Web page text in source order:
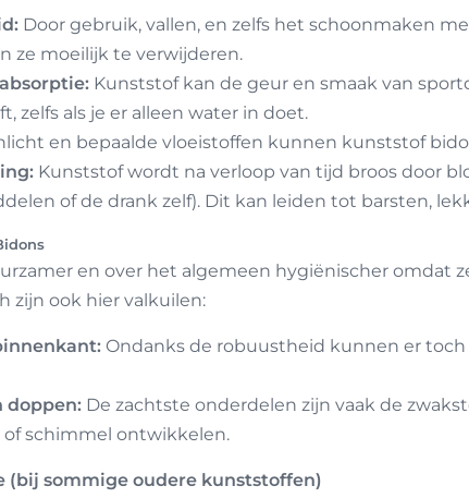
Door gebruik, vallen, en zelfs het schoonmaken
ze moeilijk te verwijderen.
Kunststof kan de geur en smaak van
zelfs als je er alleen water in doet.
en bepaalde vloeistoffen kunnen kunststof
Kunststof wordt na verloop van tijd broos door
of de drank zelf). Dit kan leiden tot barsten,
en over het algemeen hygiënischer omdat
zijn ook hier valkuilen:
Ondanks de robuustheid kunnen er toch
doppen: De zachtste onderdelen zijn vaak de
of schimmel ontwikkelen.
(bij sommige oudere kunststoffen)